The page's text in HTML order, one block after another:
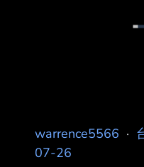
warrence5566 ·
07-26